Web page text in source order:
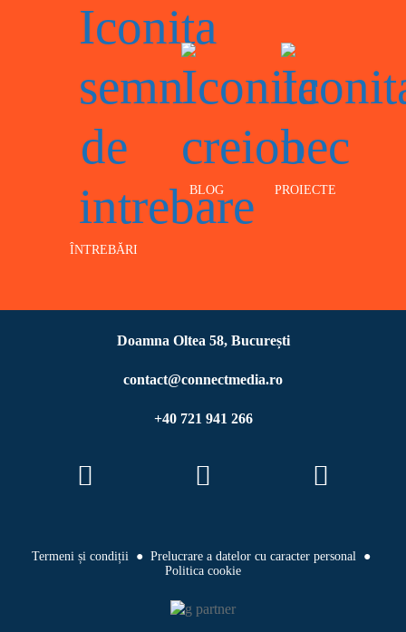
ÎNTREBĂRI
BLOG PROIECTE
Doamna Oltea 58, București
contact@connectmedia.ro
+40 721 941 266
Termeni și condiții ● Prelucrare a datelor cu caracter personal ●
Politica cookie